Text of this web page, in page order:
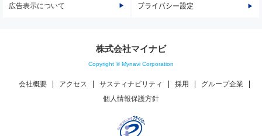
広告表示について プライバシー設定
株式会社マイナビ
Copyright © Mynavi Corporation
会社概要 アクセス サスティナビリティ 採用
グループ企業
個人情報保護方針